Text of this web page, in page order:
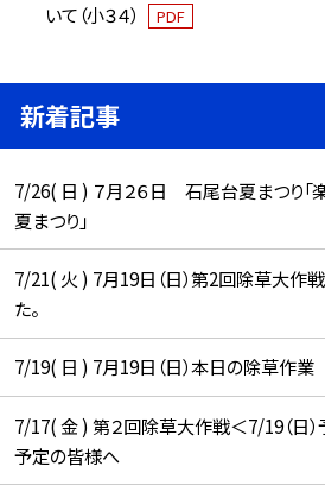
いて（小３４）
PDF
新着記事
7/26( 日 ) ７月２６日 石尾台夏まつり「
夏まつり」
7/21( 火 ) 7月19日（日）第2回除草大作戦
た。
7/19( 日 ) 7月19日（日）本日の除草作業
7/17( 金 ) 第２回除草大作戦＜7/19（日）
予定の皆様へ